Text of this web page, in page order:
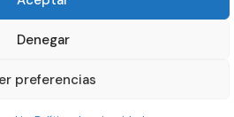
Denegar
preferencias